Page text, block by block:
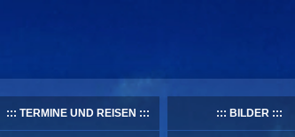
TERMINE UND REISEN BILDER